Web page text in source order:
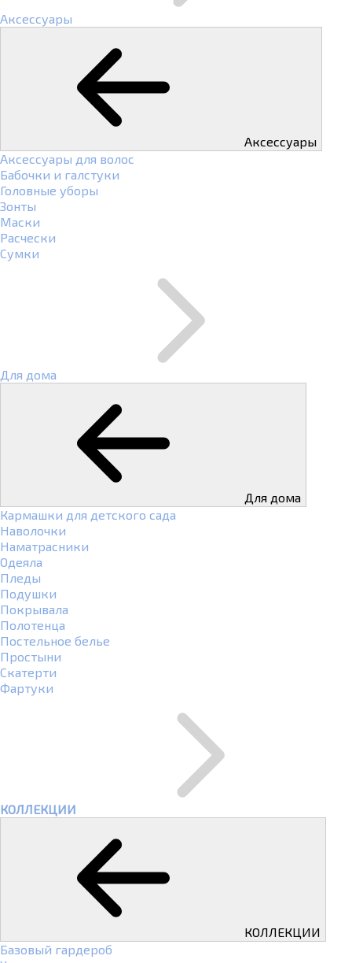
Аксессуары
Аксессуары
Аксессуары для волос
Бабочки и галстуки
Головные уборы
Зонты
Маски
Расчески
Сумки
Для дома
Для дома
Кармашки для детского сада
Наволочки
Наматрасники
Одеяла
Пледы
Подушки
Покрывала
Полотенца
Постельное белье
Простыни
Скатерти
Фартуки
КОЛЛЕКЦИИ
КОЛЛЕКЦИИ
Базовый гардероб